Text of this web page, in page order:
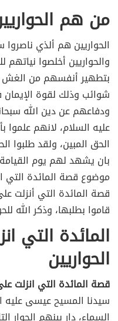
من هم
الحواريين هم ألذي ناصروا
والحواريين أخلصوا نياتهم
بتطهير أنفسهم من الغش
شوائب وذلك لقوة
ودفاعهم عن دين الله
عليه السلام، لانهم
الحق المبين، ولقد طلبوا
بان يشهد لهم يوم
موضوع قصة المائدة التي
قصة المائدة التي أنزلت
قاموا بطلبها، وذكر الله
المائدة التي
الحواريين
قصة المائدة التي انزلت
سيدنا المسيح عيسى عليه
السماء، دار بينهم الحوار